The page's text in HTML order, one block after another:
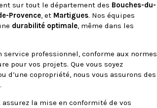
sur tout le département des Bouches-du-
Provence, et Martigues. Nos équipes
durabilité optimale, même dans les
service professionnel, conforme aux normes
pour vos projets. Que vous soyez
d’une copropriété, nous vous assurons des
la mise en conformité de vos